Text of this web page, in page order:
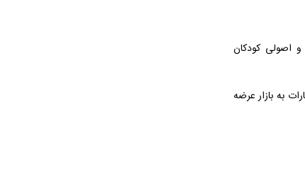
اصولی کودکان
به بازار عرضه